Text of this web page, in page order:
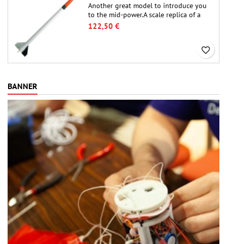
Another great model to introduce you
to the mid-power.A scale replica of a
famous sounding rocket, small in size
and peefect to move to higher-level kits.
122,50 €
favorite_border
BANNER